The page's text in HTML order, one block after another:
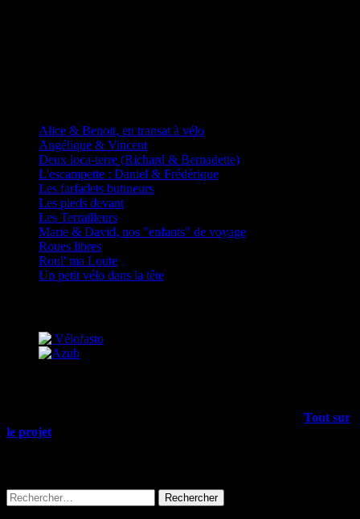
Alice & Benoit, en transat à vélo
Angélique & Vincent
Deux loca-terre (Richard & Bernadette)
L'escampette : Daniel & Frédérique
Les farfadets butineurs
Les pieds devant
Les Terrailleurs
Marie & David, nos "enfants" de voyage
Roues libres
Roul' ma Loute
Un petit vélo dans la tête
Tout sur
le projet
Rechercher :